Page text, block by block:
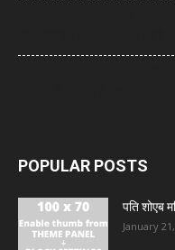
POPULAR POSTS
पति शोएब
January